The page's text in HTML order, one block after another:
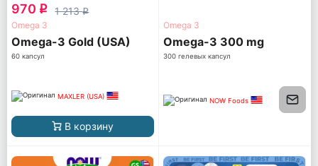
970 q 1 213q
Omega 3
Omega-3 Gold (USA)
60 капсул
MAXLER (USA)
В корзину
Omega 3
Omega-3 300 mg
300 гелевых капсул
NOW Foods